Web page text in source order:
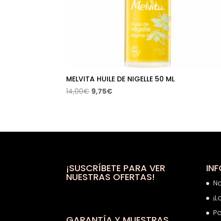
MELVITA HUILE DE NIGELLE 50 ML
14,00€ El
9,75€El
¡SUSCRÍBETE PARA VER
NUESTRAS OFERTAS!